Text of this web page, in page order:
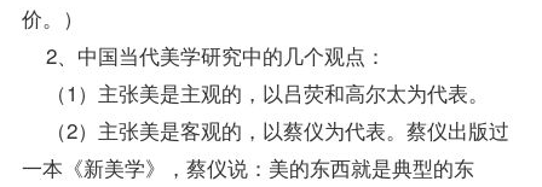
价。）
2、中国当代美学研究中的几个观点：
（1）主张美是主观的，以吕荧和高尔太为代表。
（2）主张美是客观的，以蔡仪为代表。蔡仪出版过
一本《新美学》，蔡仪说：美的东西就是典型的东